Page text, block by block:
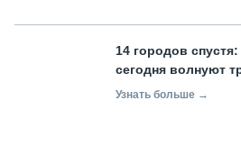
14 городов
сегодня волнуют
Узнать больше →